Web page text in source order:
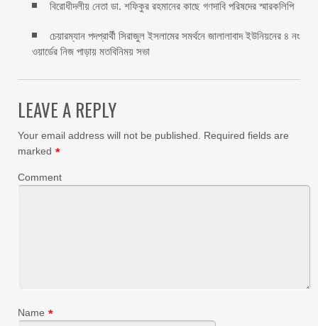
বিরোধীদলীয় নেতা ডা. শফিকুর রহমানের কাছে গণদাবি পরিষদের স্মারকলিপি ‎
চেয়ারম্যান পদপ্রার্থী সিরাজুল ইসলামের সমর্থনে জালালাবাদ ইউনিয়নের ৪ নং
ওয়ার্ডের নিজ পাড়ায় মতবিনিময় সভা
LEAVE A REPLY
Your email address will not be published.
Required fields are
marked *
Comment
Name *